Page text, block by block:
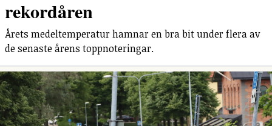
rekordåren
Årets medeltemperatur hamnar en bra bit under flera av
de senaste årens toppnoteringar.